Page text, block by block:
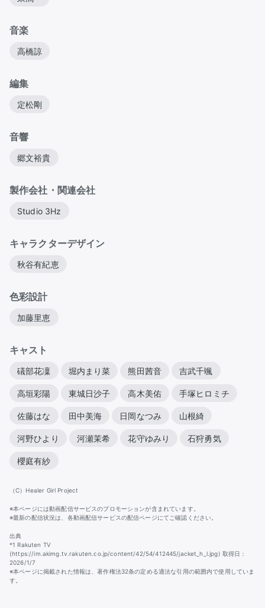
音楽
高橋諒
編集
定松剛
音響
郷文裕貴
製作会社・関連会社
Studio 3Hz
キャラクターデザイン
秋谷有紀恵
色彩設計
加藤里恵
キャスト
礒部花凜 堀内まり菜 熊田茜音 吉武千颯
高垣彩陽 東城日沙子 高木美佑 手塚ヒロミチ
佐藤はな 田中美海 日岡なつみ 山根綺
河野ひより 河瀬茉希 花守ゆみり 石狩勇気
櫻庭有紗
（C）Healer Girl Project
※本ページには動画配信サービスのプロモーションが含まれています。
※最新の配信状況は、各動画配信サービスの配信ページにてご確認ください。
出典
*1 Rakuten TV
(https://im.akimg.tv.rakuten.co.jp/content/42/54/412445/jacket_h_l.jpg) 取得日：
2026/1/7
※本ページに掲載された情報は、著作権法32条の定める適法な引用の範囲内で使用していま
す。